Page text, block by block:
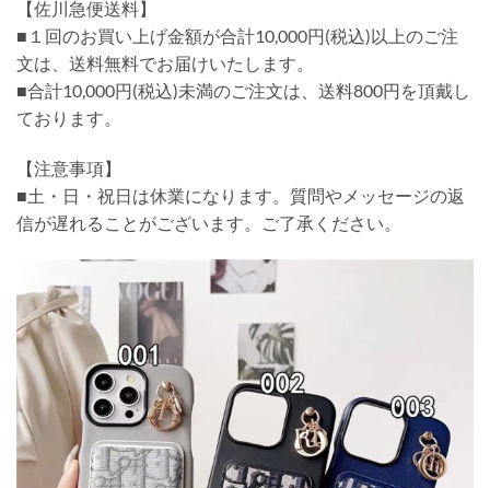
【佐川急便送料】
■１回のお買い上げ金額が合計10,000円(税込)以上のご注
文は、送料無料でお届けいたします。
■合計10,000円(税込)未満のご注文は、送料800円を頂戴し
ております。
【注意事項】
■土・日・祝日は休業になります。質問やメッセージの返
信が遅れることがございます。ご了承ください。